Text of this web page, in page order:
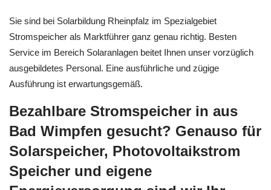
Sie sind bei Solarbildung Rheinpfalz im Spezialgebiet
Stromspeicher als Marktführer ganz genau richtig. Besten
Service im Bereich Solaranlagen beitet Ihnen unser vorzüglich
Ausführung ist erwartungsgemäß.
Bezahlbare Stromspeicher in aus
Bad Wimpfen gesucht? Genauso für
Solarspeicher, Photovoltaikstrom